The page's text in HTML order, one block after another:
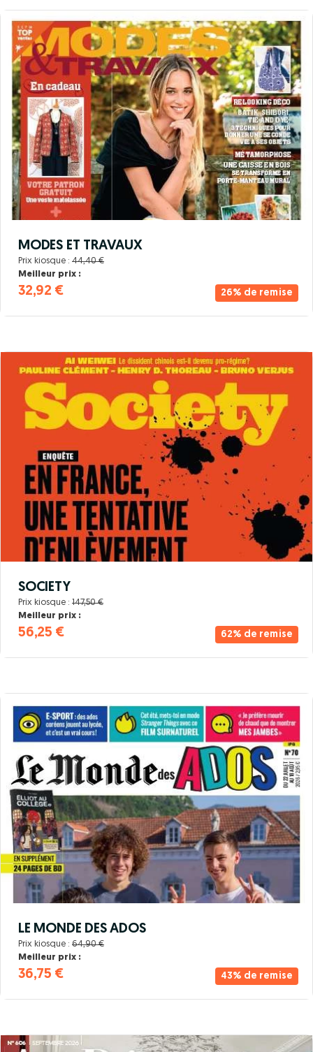
26% de remise
MODES ET TRAVAUX
Prix kiosque : 44,40 €
Meilleur prix :
32,92 €
62% de remise
SOCIETY
Prix kiosque : 147,50 €
Meilleur prix :
56,25 €
43% de remise
LE MONDE DES ADOS
Prix kiosque : 64,90 €
Meilleur prix :
36,75 €